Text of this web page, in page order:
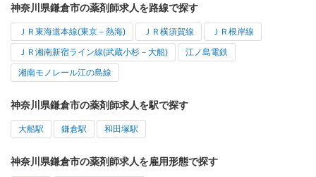
神奈川県鎌倉市の薬剤師求人を路線で探す
ＪＲ東海道本線(東京－熱海) ＪＲ横須賀線 ＪＲ根岸線
ＪＲ湘南新宿ライン線(武蔵小杉－大船) 江ノ島電鉄
湘南モノレール江の島線
神奈川県鎌倉市の薬剤師求人を駅で探す
大船駅 鎌倉駅 和田塚駅
神奈川県鎌倉市の薬剤師求人を雇用形態で探す